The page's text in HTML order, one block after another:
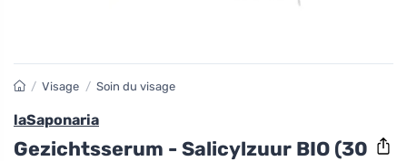
/ Visage / Soin du visage
laSaponaria
Gezichtsserum - Salicylzuur BIO (30